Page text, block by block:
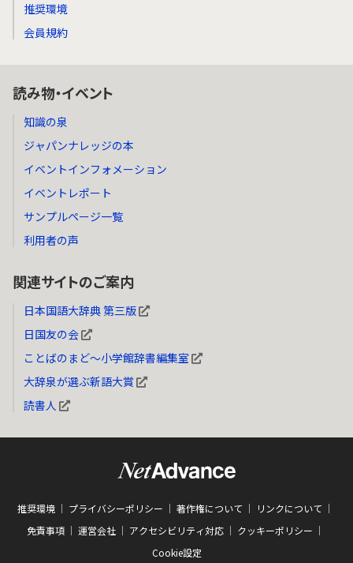
推奨環境
会員規約
読み物・イベント
知識の泉
ジャパンナレッジの本
イベントインフォメーション
イベントレポート
サンプルページ一覧
利用者の声
関連サイトのご案内
日本国語大辞典 第三版
日国友の会
ことばのまど～小学館辞書編集室
大辞泉が選ぶ新語大賞
読書人
推奨環境 プライバシーポリシー 著作権について
リンクについて
免責事項
運営会社 アクセシビリティ対応
クッキーポリシー
Cookie設定